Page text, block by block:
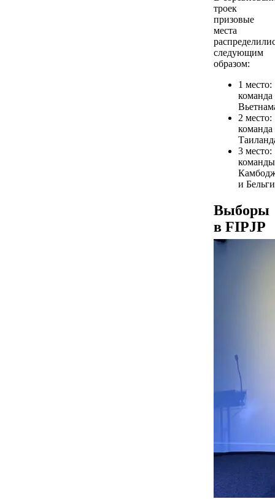
троек
призовые
места
следующим
образом:
1 место:
команда
2 место:
команда
3 место:
команды
и
Выборы
в FIPJP